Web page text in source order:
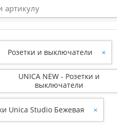
Розетки и выключатели ×
UNICA NEW - Розетки и
выключатели
Unica Studio Бежевая ×